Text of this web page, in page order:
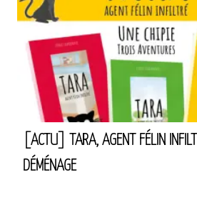
va connaître un évènement encore plus
Continuer la lecture de[Actu]
Tara,
Agent
Félin
Crevette”
[ACTU] TARA, AGENT FÉLIN
DÉMÉNAGE